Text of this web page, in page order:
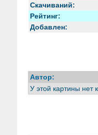
Скачиваний:
Рейтинг:
Добавлен:
Автор:
У этой картины нет